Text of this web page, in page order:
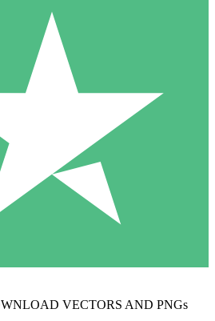
VECTORS AND PNGs